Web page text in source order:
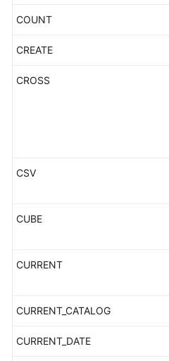
COUNT
CREATE
CROSS
CSV
CUBE
CURRENT
CURRENT_CATALOG
CURRENT_DATE